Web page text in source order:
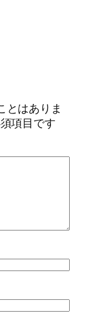
とはありま
項目です